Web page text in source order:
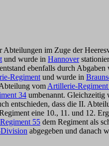
Abteilungen im Zuge der
und wurde in Hannover
ebenfalls durch Abgaben
Regiment und wurde in
vom Artillerie-
34 umbenannt. Gleichzeitig
entschieden, dass die II.
eine 10., 11. und 12.
55 dem Regiment als
abgegeben und danach